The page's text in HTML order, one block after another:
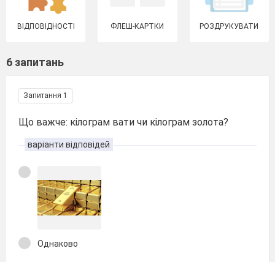
ВІДПОВІДНОСТІ ФЛЕШ-КАРТКИ РОЗДРУКУВАТИ
6 запитань
Запитання 1
Що важче: кілограм вати чи кілограм золота?
варіанти відповідей
Однаково